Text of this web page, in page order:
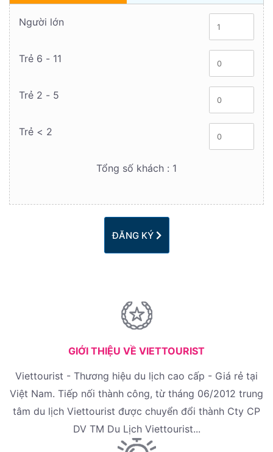
Người lớn
Trẻ 6 - 11
Trẻ 2 - 5
Trẻ < 2
Tổng số khách : 1
ĐĂNG KÝ
GIỚI THIỆU VỀ VIETTOURIST
Viettourist - Thương hiệu du lịch cao cấp - Giá rẻ tại
Việt Nam. Tiếp nối thành công, từ tháng 06/2012 trung
tâm du lịch Viettourist được chuyển đổi thành Cty CP
DV TM Du Lịch Viettourist...